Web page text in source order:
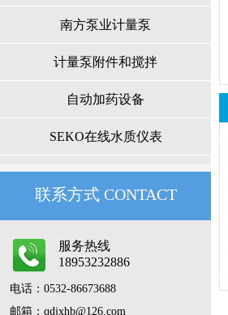
南方泵业计量泵
计量泵附件和搅拌
自动加药设备
SEKO在线水质仪表
联系方式CONTACT
服务热线
18953232886
电话：0532-86673688
邮箱：qdjxhb@126.com